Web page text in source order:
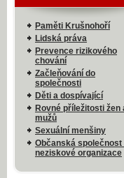
Paměti Krušnohoří
Lidská práva
Prevence rizikového
chování
Začleňování do
společnosti
Děti a dospívající
Rovné příležitosti žen
mužů
Sexuální menšiny
Občanská společnost
neziskové organizace